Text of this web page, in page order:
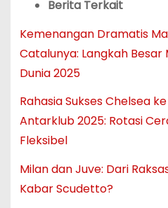
Berita Terkait
Kemenangan Dramatis
Catalunya: Langkah Besar
Dunia 2025
Rahasia Sukses Chelsea
Antarklub 2025: Rotasi
Fleksibel
Milan dan Juve: Dari
Kabar Scudetto?